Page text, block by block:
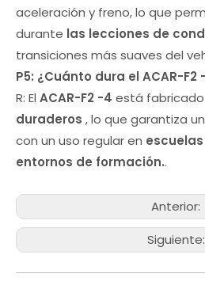
aceleración y freno, lo que
durante las lecciones de
transiciones más suaves del
P5: ¿Cuánto dura elACAR-F2
R: El ACAR-F2 -4 está
duraderos , lo que garantiza
con un uso regular en
entornos de formación..
Anterior:
Siguiente: